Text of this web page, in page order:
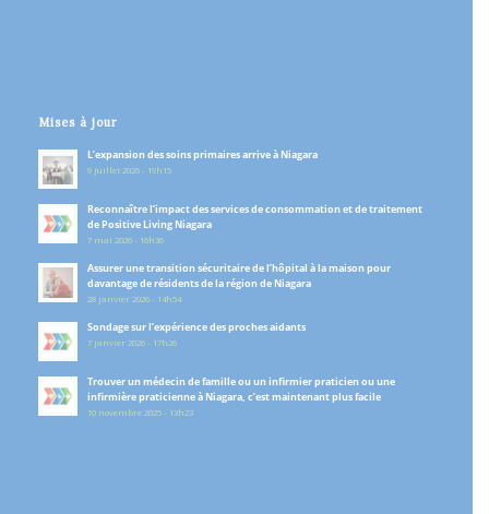
Mises à jour
L’expansion des soins primaires arrive à Niagara
9 juillet 2026 - 19h15
Reconnaître l’impact des services de consommation et de traitement
de Positive Living Niagara
7 mai 2026 - 16h36
Assurer une transition sécuritaire de l’hôpital à la maison pour
davantage de résidents de la région de Niagara
28 janvier 2026 - 14h54
Sondage sur l’expérience des proches aidants
7 janvier 2026 - 17h26
Trouver un médecin de famille ou un infirmier praticien ou une
infirmière praticienne à Niagara, c’est maintenant plus facile
10 novembre 2025 - 13h23